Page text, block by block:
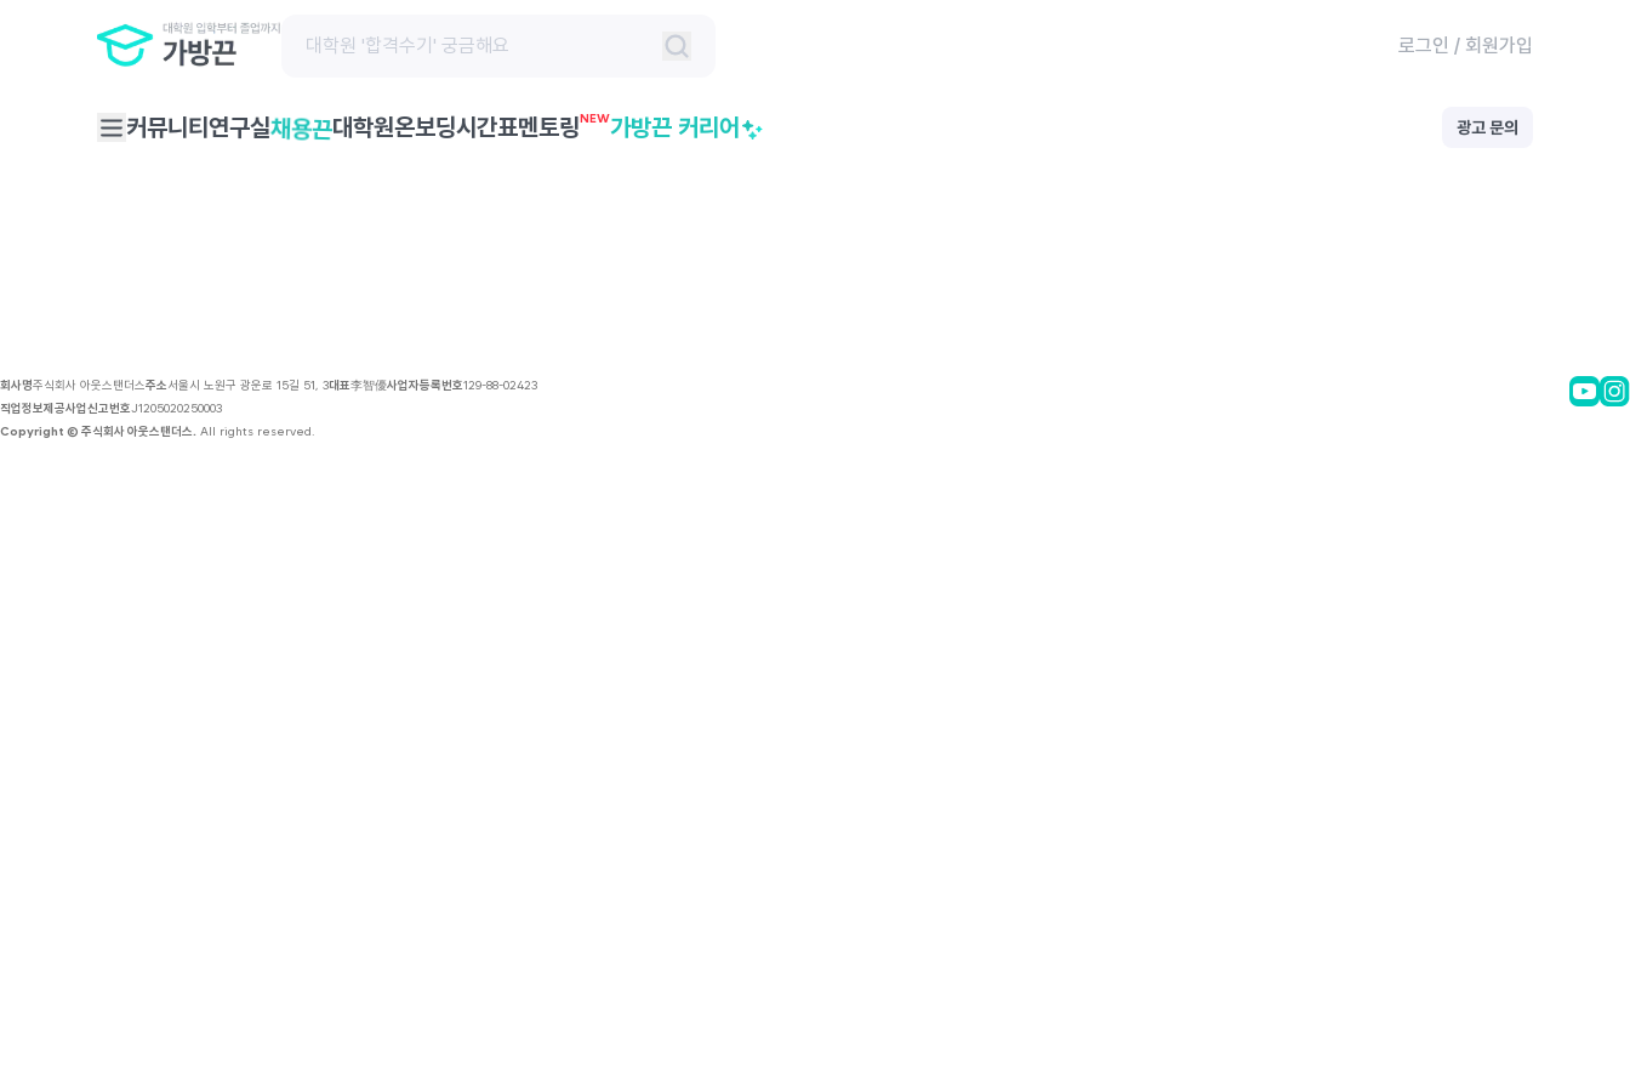
로그인 / 회원가입
커뮤니티 연구실채용끈대학원온보딩시간표멘토링NEW가방끈 커리어 광고 문의
회사명주식회사 아웃스탠더스주소서울시 노원구 광운로 15길 51, 3대표李智優사업자등록번호129-88-02423
직업정보제공사업신고번호J1205020250003
Copyright © 주식회사 아웃스탠더스. All rights reserved.